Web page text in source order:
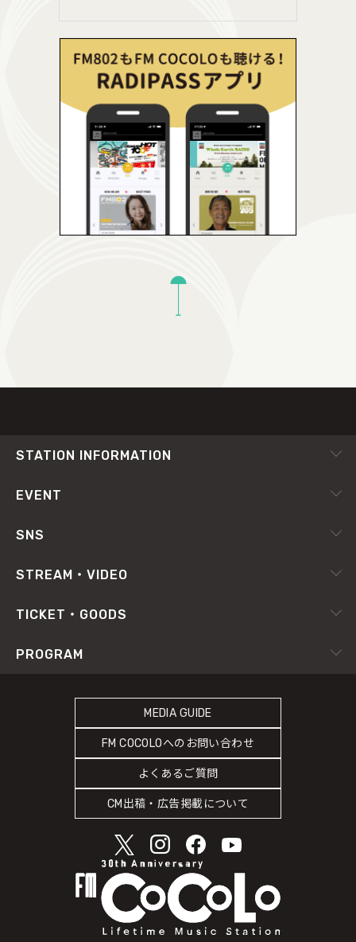
STATION INFORMATION
会社概要
番組審議会
プライバシーポリシー
緊急地震速報の対応
災害情報共有パートナーシップ
人権尊重・コンプライアンスに関する調査の結果について
EVENT
ピックアップ
SNS
RADIPASS
Instagram
STREAM・VIDEO
radiko.jp
TICKET・GOODS
RADIPASS TICKET
PROGRAM
MEDIA GUIDE
FM COCOLOへのお問い合わせ
よくあるご質問
CM出稿・広告掲載について